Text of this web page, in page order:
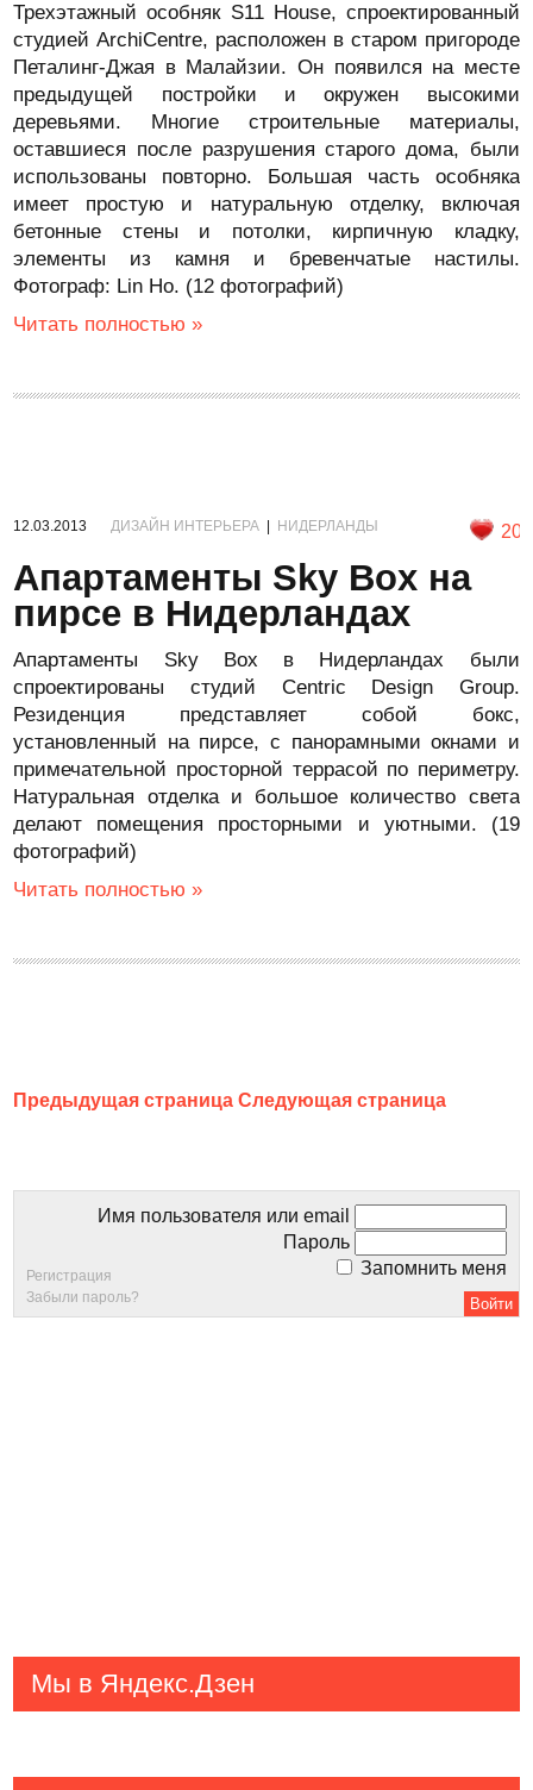
Трехэтажный особняк S11 House, спроектированный
студией ArchiCentre, расположен в старом пригороде
Петалинг-Джая в Малайзии. Он появился на месте
предыдущей постройки и окружен высокими
деревьями. Многие строительные материалы,
оставшиеся после разрушения старого дома, были
использованы повторно. Большая часть особняка
имеет простую и натуральную отделку, включая
бетонные стены и потолки, кирпичную кладку,
элементы из камня и бревенчатые настилы.
Фотограф: Lin Ho. (12 фотографий)
Читать полностью »
12.03.2013 ДИЗАЙН ИНТЕРЬЕРА НИДЕРЛАНДЫ 20
Апартаменты Sky Box на
пирсе в Нидерландах
Апартаменты Sky Box в Нидерландах были
спроектированы студий Centric Design Group.
Резиденция представляет собой бокс,
установленный на пирсе, с панорамными окнами и
примечательной просторной террасой по периметру.
Натуральная отделка и большое количество света
делают помещения просторными и уютными. (19
фотографий)
Читать полностью »
Предыдущая страница Следующая страница
Имя пользователя или email
Пароль
Запомнить меня
Регистрация
Забыли пароль?
Мы в Яндекс.Дзен